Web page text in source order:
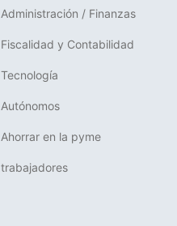
Administración / Finanzas
Fiscalidad y Contabilidad
Tecnología
Autónomos
Ahorrar en la pyme
trabajadores